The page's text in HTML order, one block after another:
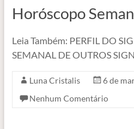
Horóscopo
Leia Também: PERFIL DO
SEMANAL DE OUTROS
Luna Cristalis 6 de
Nenhum Comentário